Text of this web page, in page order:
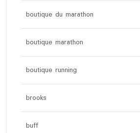
boutique du marathon
boutique marathon
boutique running
brooks
buff